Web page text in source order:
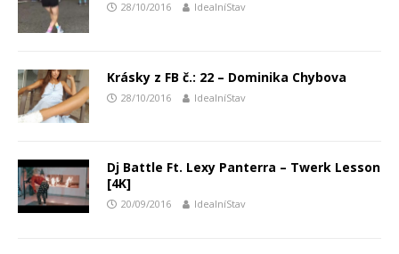
28/10/2016 IdealníStav
Krásky z FB č.: 22 – Dominika Chybova
28/10/2016 IdealníStav
Dj Battle Ft. Lexy Panterra – Twerk Lesson
[4K]
20/09/2016 IdealníStav